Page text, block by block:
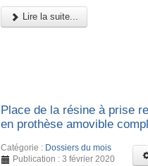
Lire la suite...
Place de la résine à prise
en prothèse amovible
Catégorie : Dossiers du mois
Publication : 3 février 2020